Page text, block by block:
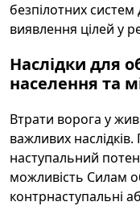
безпілотних
виявлення цілей у
Наслідки для
населення та
Втрати ворога у
важливих
наступальний
можливість Силам
контрнаступальні